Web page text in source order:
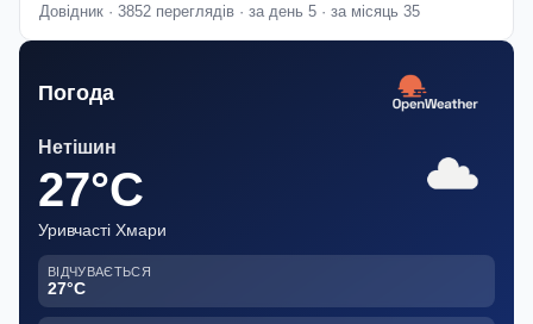
Довідник · 3852 переглядів · за день 5 · за місяць 35
Погода
Нетішин
27°C
Уривчасті Хмари
ВІДЧУВАЄТЬСЯ
27°C